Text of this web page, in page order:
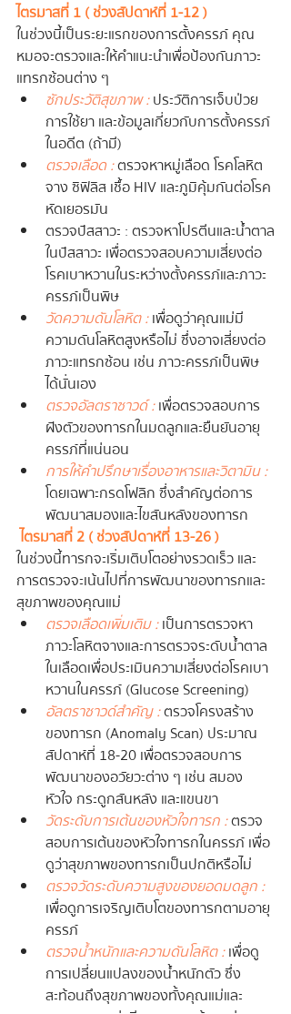
ไตรมาสที่ 1 ( ช่วงสัปดาห์ที่ 1-12 )
ในช่วงนี้เป็นระยะแรกของการตั้งครรภ์ คุณ
หมอจะตรวจและให้คำแนะนำเพื่อป้องกันภาวะ
แทรกซ้อนต่าง ๆ
ซักประวัติสุขภาพ : ประวัติการเจ็บป่วย
การใช้ยา และข้อมูลเกี่ยวกับการตั้งครรภ์
ในอดีต (ถ้ามี)
ตรวจเลือด : ตรวจหาหมู่เลือด โรคโลหิต
จาง ซิฟิลิส เชื้อ HIV และภูมิคุ้มกันต่อโรค
หัดเยอรมัน
ตรวจปัสสาวะ : ตรวจหาโปรตีนและน้ำตาล
ในปัสสาวะ เพื่อตรวจสอบความเสี่ยงต่อ
โรคเบาหวานในระหว่างตั้งครรภ์และภาวะ
ครรภ์เป็นพิษ
วัดความดันโลหิต : เพื่อดูว่าคุณแม่มี
ความดันโลหิตสูงหรือไม่ ซึ่งอาจเสี่ยงต่อ
ภาวะแทรกซ้อน เช่น ภาวะครรภ์เป็นพิษ
ได้นั่นเอง
ตรวจอัลตราซาวด์ : เพื่อตรวจสอบการ
ฝังตัวของทารกในมดลูกและยืนยันอายุ
ครรภ์ที่แน่นอน
การให้คำปรึกษาเรื่องอาหารและวิตามิน :
โดยเฉพาะกรดโฟลิก ซึ่งสำคัญต่อการ
พัฒนาสมองและไขสันหลังของทารก
ไตรมาสที่ 2 ( ช่วงสัปดาห์ที่ 13-26 )
ในช่วงนี้ทารกจะเริ่มเติบโตอย่างรวดเร็ว และ
การตรวจจะเน้นไปที่การพัฒนาของทารกและ
สุขภาพของคุณแม่
ตรวจเลือดเพิ่มเติม : เป็นการตรวจหา
ภาวะโลหิตจางและการตรวจระดับน้ำตาล
ในเลือดเพื่อประเมินความเสี่ยงต่อโรคเบา
หวานในครรภ์ (Glucose Screening)
อัลตราซาวด์สำคัญ : ตรวจโครงสร้าง
ของทารก (Anomaly Scan) ประมาณ
สัปดาห์ที่ 18-20 เพื่อตรวจสอบการ
พัฒนาของอวัยวะต่าง ๆ เช่น สมอง
หัวใจ กระดูกสันหลัง และแขนขา
วัดระดับการเต้นของหัวใจทารก : ตรวจ
สอบการเต้นของหัวใจทารกในครรภ์ เพื่อ
ดูว่าสุขภาพของทารกเป็นปกติหรือไม่
ตรวจวัดระดับความสูงของยอดมดลูก :
เพื่อดูการเจริญเติบโตของทารกตามอายุ
ครรภ์
ตรวจน้ำหนักและความดันโลหิต : เพื่อดู
การเปลี่ยนแปลงของน้ำหนักตัว ซึ่ง
สะท้อนถึงสุขภาพของทั้งคุณแม่และ